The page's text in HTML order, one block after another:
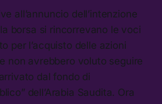
all’annuncio dell’intenzione
borsa si rincorrevano le voci
per l’acquisto delle azioni
non avrebbero voluto seguire
dal fondo di
dell’Arabia Saudita. Ora